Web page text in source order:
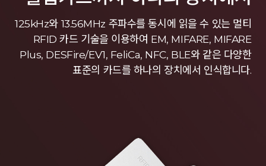
125kHz와 13.56MHz 주파수를 동시에 읽을 수 있는 멀티
RFID 카드 기술을 이용하여 EM, MIFARE, MIFARE
Plus, DESFire/EV1, FeliCa, NFC, BLE와 같은 다양한
표준의 카드를 하나의 장치에서 인식합니다.